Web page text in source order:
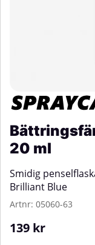
20 ml
Smidig
Brilliant Blue
Artnr: 05060-63
139 kr